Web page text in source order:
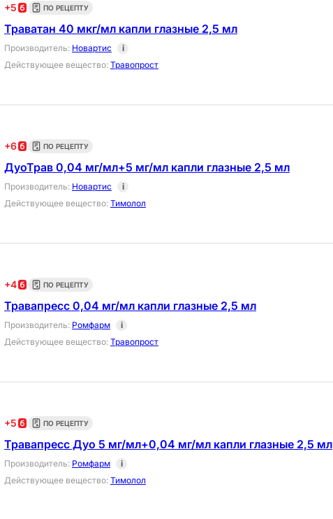
+5 ПО РЕЦЕПТУ
Траватан 40 мкг/мл капли глазные 2,5 мл
Производитель: Новартис
i
Действующее вещество: Травопрост
+6 ПО РЕЦЕПТУ
ДуоТрав 0,04 мг/мл+5 мг/мл капли глазные 2,5 мл
Производитель: Новартис
i
Действующее вещество: Тимолол
+4 ПО РЕЦЕПТУ
Травапресс 0,04 мг/мл капли глазные 2,5 мл
Производитель: Ромфарм
i
Действующее вещество: Травопрост
+5 ПО РЕЦЕПТУ
Травапресс Дуо 5 мг/мл+0,04 мг/мл капли глазные 2,5 мл
Производитель: Ромфарм
i
Действующее вещество: Тимолол